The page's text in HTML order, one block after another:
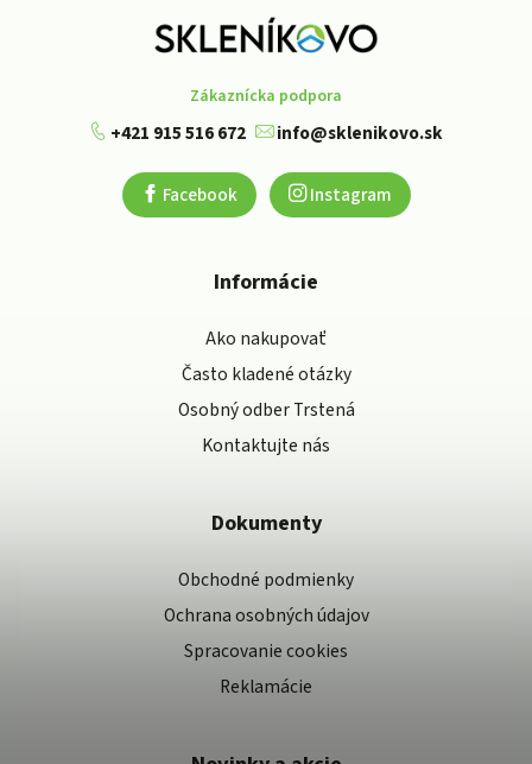
Zákaznícka podpora
+421 915 516 672 info@sklenikovo.sk
Facebook Instagram
Informácie
Ako nakupovať
Často kladené otázky
Osobný odber Trstená
Kontaktujte nás
Dokumenty
Obchodné podmienky
Ochrana osobných údajov
Spracovanie cookies
Reklamácie